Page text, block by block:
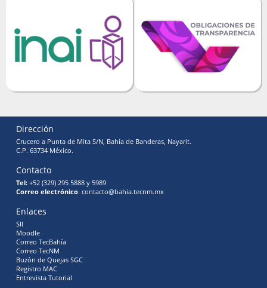
Dirección
Crucero a Punta de Mita S/N, Bahía de Banderas, Nayarit.
C.P. 63734 México.
Contacto
Tel: +52 (329) 295 5888 y 5989
Correo electrónico: contacto@bahia.tecnm.mx
Enlaces
SII
Moodle
Correo TecBahía
Correo TecNM
Buzón de Quejas SGC
Registro MAC
Entrevista Tutorial